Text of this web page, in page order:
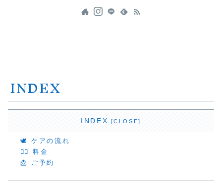
INDEX
INDEX
🕊 ケアの流れ
💆‍♀️ 料金
📩 ご予約